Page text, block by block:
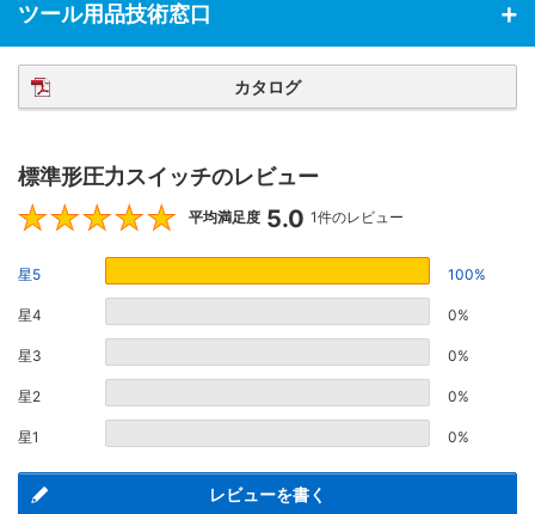
ツール用品技術窓口
カタログ
標準形圧力スイッチのレビュー
5
平均満足度 5.0 1件のレビュー
星5 100%
星4 0%
星3 0%
星2 0%
星1 0%
レビューを書く